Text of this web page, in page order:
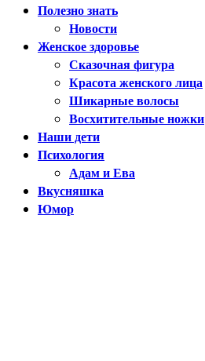
Полезно знать
Новости
Женское здоровье
Сказочная фигура
Красота женского лица
Шикарные волосы
Восхитительные ножки
Наши дети
Психология
Адам и Ева
Вкусняшка
Юмор